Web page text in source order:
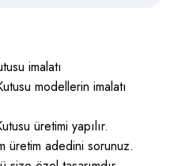
imalatı
modellerin imalatı
üretimi yapılır.
üretim adedini sorunuz.